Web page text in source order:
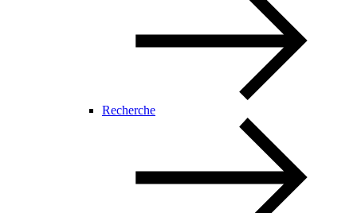
Recherche